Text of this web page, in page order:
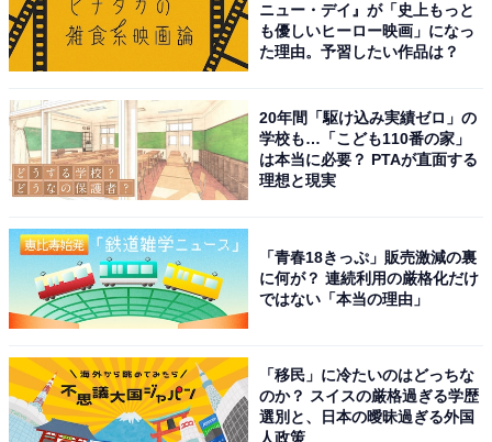
ニュー・デイ』が「史上もっと
も優しいヒーロー映画」になっ
た理由。予習したい作品は？
20年間「駆け込み実績ゼロ」の
学校も…「こども110番の家」
は本当に必要？ PTAが直面する
理想と現実
「青春18きっぷ」販売激減の裏
に何が？ 連続利用の厳格化だけ
ではない「本当の理由」
「移民」に冷たいのはどっちな
のか？ スイスの厳格過ぎる学歴
選別と、日本の曖昧過ぎる外国
人政策